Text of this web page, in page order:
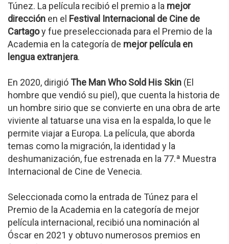
Túnez. La película recibió el premio a la mejor
dirección en el Festival Internacional de Cine de
Cartagoy fue preseleccionada para el Premio de la
Academia en la categoría de mejor película en
lengua extranjera.
En 2020, dirigió The Man Who Sold His Skin (El
hombre que vendió su piel), que cuenta la historia de
un hombre sirio que se convierte en una obra de arte
viviente al tatuarse una visa en la espalda, lo que le
permite viajar a Europa. La película, que aborda
temas como la migración, la identidad y la
deshumanización, fue estrenada en la 77.ª Muestra
Internacional de Cine de Venecia.
Seleccionada como la entrada de Túnez para el
Premio de la Academia en la categoría de mejor
película internacional, recibió una nominación al
Óscar en 2021 y obtuvo numerosos premios en